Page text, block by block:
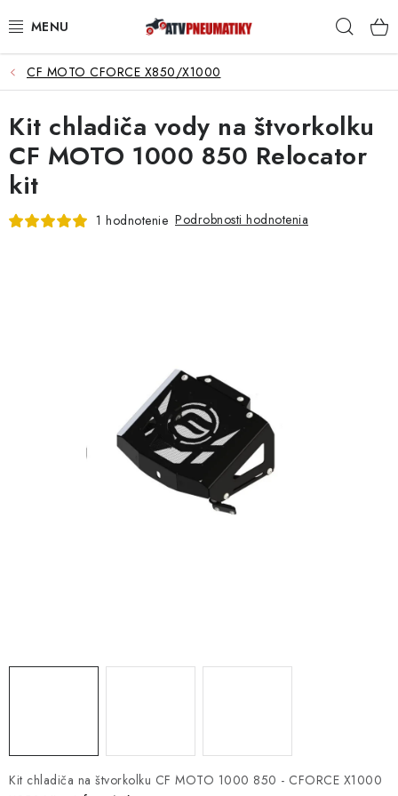
na
PNEUMATIKY
DISKY
ROZŠIROVACIE PODLOŽKY
NÁHRADNÉ DIELY NA ŠTVORKOLKY
NAVIJAKY COME UP WARN
OLEJE MAXIMA A FILTRE
CF MOTO CFORCE X850/X1000
Kit chladiča na štvorkolku CF MOTO 1000 850 - CFORCE X1000
Kit chladiča vody na štvorkolku
CF MOTO 1000 850 Relocator
kit
1 hodnotenie Podrobnosti hodnotenia